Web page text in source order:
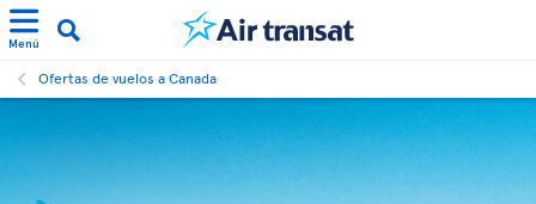
Menú
Ofertas de vuelos a Canada